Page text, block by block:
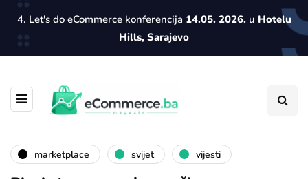
4. Let's do eCommerce konferencija 14.05. 2026.u Hotelu
Hills, Sarajevo
marketplace svijet vijesti